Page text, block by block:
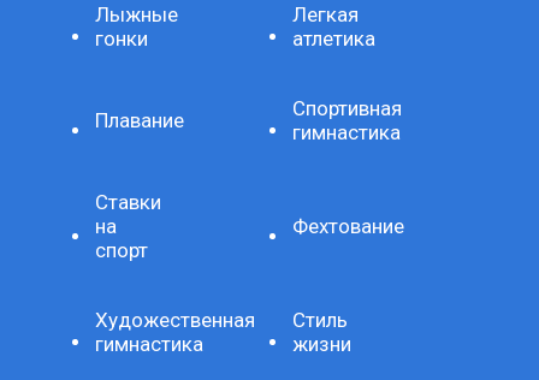
Лыжные
гонки
Легкая
атлетика
Плавание
Спортивная
гимнастика
Ставки
на
спорт
Фехтование
Художественная
гимнастика
Стиль
жизни